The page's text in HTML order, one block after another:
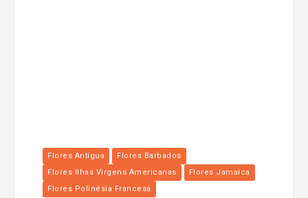
Flores Antígua
Flores Barbados
Flores Ilhas Virgens Americanas
Flores Jamaica
Flores Polinésia Francesa